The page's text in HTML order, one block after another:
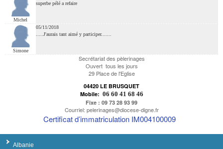
Michel
superbe pélé a refaire
Simone
05/11/2018
.....J'aurais tant aimé y participer.......
Secrétariat des pèlerinages
Ouvert tous les jours
29 Place de l'Eglise
04420 LE BRUSQUET
Mobile: 06 60 41 68 46
Fixe : 09 73 28 93 99
Courriel: pelerinages@diocese-digne.fr
Certificat d’immatriculation IM004100009
Albanie